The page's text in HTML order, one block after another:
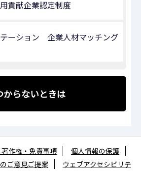
貢献企業認定制度
ーション 企業人材マッチング
からないときは
著作権・免責事項
個人情報の保護
ご意見ご提案
ウェブアクセシビリテ